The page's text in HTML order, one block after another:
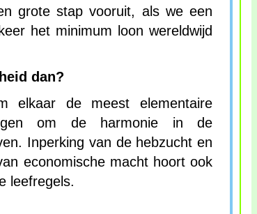
grote stap vooruit, als we een
het minimum loon wereldwijd
dan?
elkaar de meest elementaire
om de harmonie in de
Inperking van de hebzucht en
economische macht hoort ook
leefregels.